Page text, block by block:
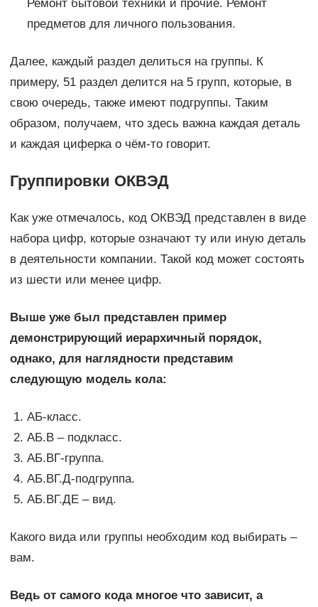
Ремонт бытовой техники и прочие. Ремонт
предметов для личного пользования.
Далее, каждый раздел делиться на группы. К
примеру, 51 раздел делится на 5 групп, которые, в
свою очередь, также имеют подгруппы. Таким
образом, получаем, что здесь важна каждая деталь
и каждая циферка о чём-то говорит.
Группировки ОКВЭД
Как уже отмечалось, код ОКВЭД представлен в виде
набора цифр, которые означают ту или иную деталь
в деятельности компании. Такой код может состоять
из шести или менее цифр.
Выше уже был представлен пример
демонстрирующий иерархичный порядок,
однако, для наглядности представим
следующую модель кола:
АБ-класс.
АБ.В – подкласс.
АБ.ВГ-группа.
АБ.ВГ.Д-подгруппа.
АБ.ВГ.ДЕ – вид.
Какого вида или группы необходим код выбирать –
вам.
Ведь от самого кода многое что зависит, а